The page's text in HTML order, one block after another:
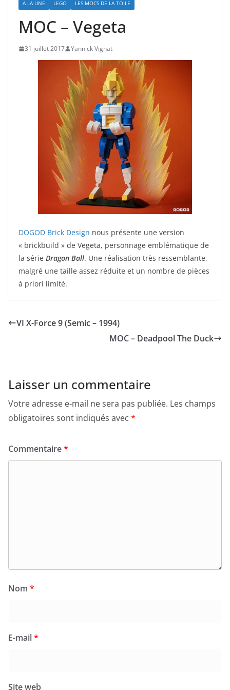
A LA UNE LEGO LES MOCS DE LA TOILE
MOC – Vegeta
31 juillet 2017 Yannick Vignat
DOGOD Brick Design nous présente une version
« brickbuild » de Vegeta, personnage emblématique de
la série Dragon Ball. Une réalisation très ressemblante,
malgré une taille assez réduite et un nombre de pièces
à priori limité.
VI X-Force 9 (Semic – 1994)
MOC – Deadpool The Duck
Laisser un commentaire
Votre adresse e-mail ne sera pas publiée. Les champs
obligatoires sont indiqués avec *
Commentaire*
Nom *
E-mail*
Site web